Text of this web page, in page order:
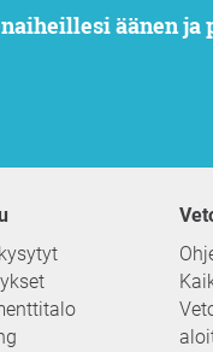
äänen